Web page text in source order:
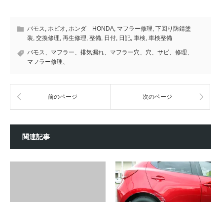
バモス, ホビオ, ホンダ HONDA, マフラー修理, 下回り防錆塗
装, 交換修理, 再生修理, 整備, 日付, 日記, 車検, 車検整備
バモス、マフラー、排気漏れ、マフラー穴、穴、サビ、修理、
マフラー修理、
前のページ 次のページ
関連記事